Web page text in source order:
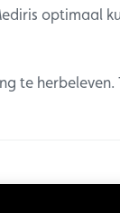
optimaal
te